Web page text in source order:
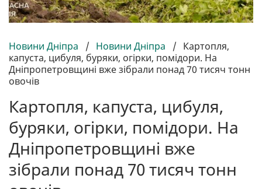
Новини Дніпра / Новини Дніпра / Картопля,
капуста, цибуля, буряки, огірки, помідори. На
Дніпропетровщині вже зібрали понад 70 тисяч тонн
овочів
Картопля, капуста, цибуля,
буряки, огірки, помідори. На
Дніпропетровщині вже
зібрали понад 70 тисяч тонн